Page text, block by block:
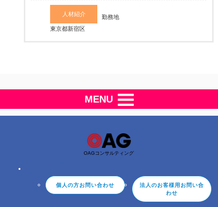
人材紹介
勤務地
東京都新宿区
MENU
OAGコンサルティング
個人の方お問い合わせ
法人のお客様用お問い合
わせ